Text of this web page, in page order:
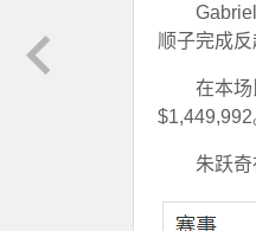
顺子完成反
在本
$1,449,992
朱跃